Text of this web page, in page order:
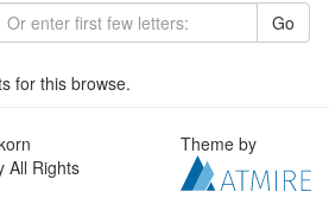
Go
for this browse.
All Rights
Theme by